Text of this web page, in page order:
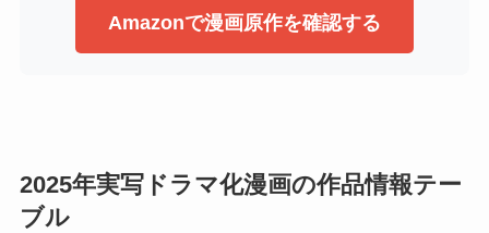
Amazonで漫画原作を確認する
2025年実写ドラマ化漫画の作品情報テー
ブル